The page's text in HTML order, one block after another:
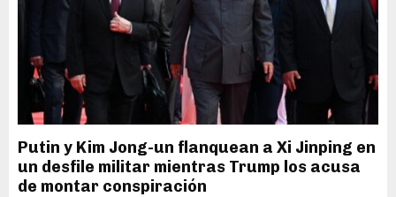
Putin y Kim Jong-un flanquean a Xi Jinping en
un desfile militar mientras Trump los acusa
de montar conspiración